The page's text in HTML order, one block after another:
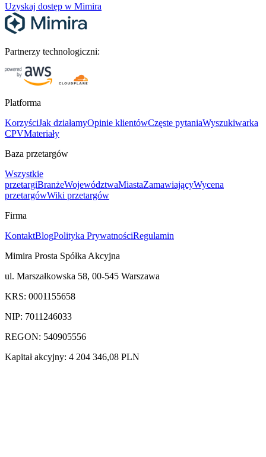
Uzyskaj dostęp w Mimira
Partnerzy technologiczni:
Platforma
KorzyściJak działamyOpinie klientówCzęste pytaniaWyszukiwarka
CPVMateriały
Baza przetargów
Wszystkie
przetargiBranżeWojewództwaMiastaZamawiającyWycena
przetargówWiki przetargów
Firma
KontaktBlogPolityka PrywatnościRegulamin
Mimira Prosta Spółka Akcyjna
ul. Marszałkowska 58, 00-545 Warszawa
KRS: 0001155658
NIP: 7011246033
REGON: 540905556
Kapitał akcyjny: 4 204 346,08 PLN